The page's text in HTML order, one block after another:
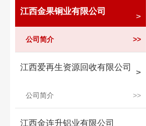
江西金果铜业有限公司
公司简介
江西爱再生资源回收有限公司
公司简介
江西金连升铝业有限公司